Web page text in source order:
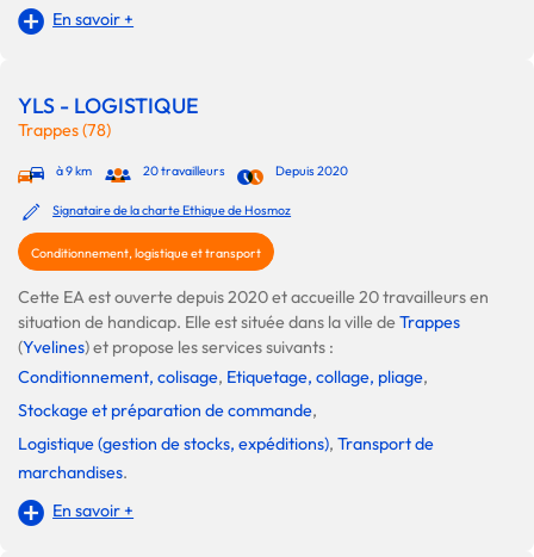
En savoir +
YLS - LOGISTIQUE
Trappes (78)
à 9 km 20 travailleurs Depuis 2020
Signataire de la charte Ethique de Hosmoz
Conditionnement, logistique et transport
Cette EA est ouverte depuis 2020 et accueille 20 travailleurs en
situation de handicap. Elle est située dans la ville deTrappes
(Yvelines) et propose les services suivants :
Conditionnement, colisage, Etiquetage, collage, pliage,
Stockage et préparation de commande,
Logistique (gestion de stocks, expéditions), Transport de
marchandises.
En savoir +